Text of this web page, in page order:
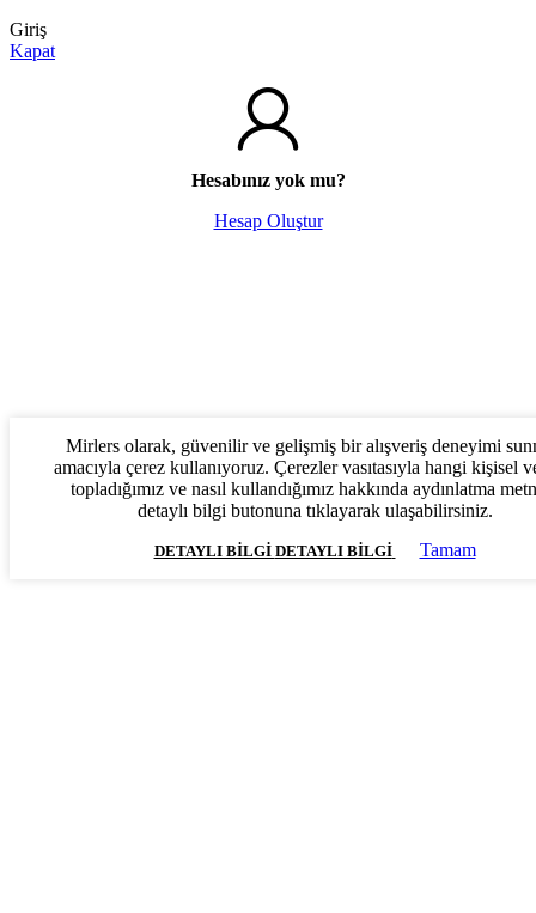
Giriş
Kapat
Hesabınız yok mu?
Hesap Oluştur
Mirlers olarak, güvenilir ve gelişmiş bir alışveriş deneyimi
amacıyla çerez kullanıyoruz. Çerezler vasıtasıyla hangi kişisel
topladığımız ve nasıl kullandığımız hakkında aydınlatma
detaylı bilgi butonuna tıklayarak ulaşabilirsiniz.
DETAYLI BILGI DETAYLI BILGI Tamam